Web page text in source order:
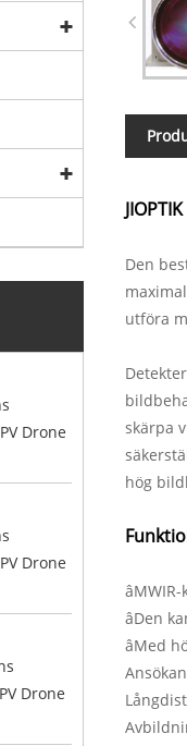
Drone
Drone
Drone
JIOPTIK
Den
utföra
skärpa
hög
âDen
âMed
Ansökan